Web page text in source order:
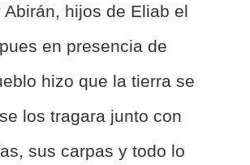
Abirán, hijos de Eliab el
en presencia de
hizo que la tierra se
los tragara junto con
sus carpas y todo lo